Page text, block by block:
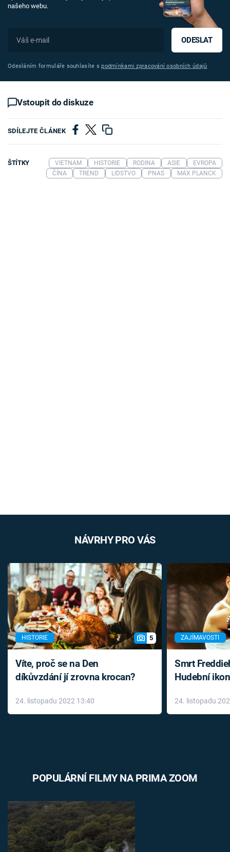
našeho webu.
ODESLAT
Odesláním formuláře souhlasíte spodmínkami zpracování osobních údajů
Vstoupit do diskuze
SDÍLEJTE ČLÁNEK
ŠTÍTKY VIETNAM HISTORIE RODINA ASIE
EVROPA
ČÍNA
TREND LIDSTVO PNAS MAX PLANCK
NÁVRHY PRO VÁS
HISTORIE 5
Víte, proč se na Den
díkůvzdání jí zrovna krocan?
24. listopadu 2022 13:40
ZAJÍMAVOSTI
Smrt
Hudební
léky
24. listopadu
POPULÁRNÍ FILMY NA PRIMA ZOOM